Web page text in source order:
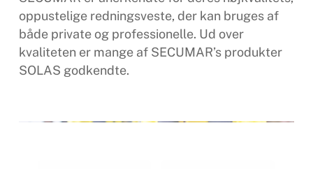
oppustelige redningsveste, der kan bruges af
både private og professionelle. Ud over
kvaliteten er mange af SECUMAR’s produkter
SOLAS godkendte.